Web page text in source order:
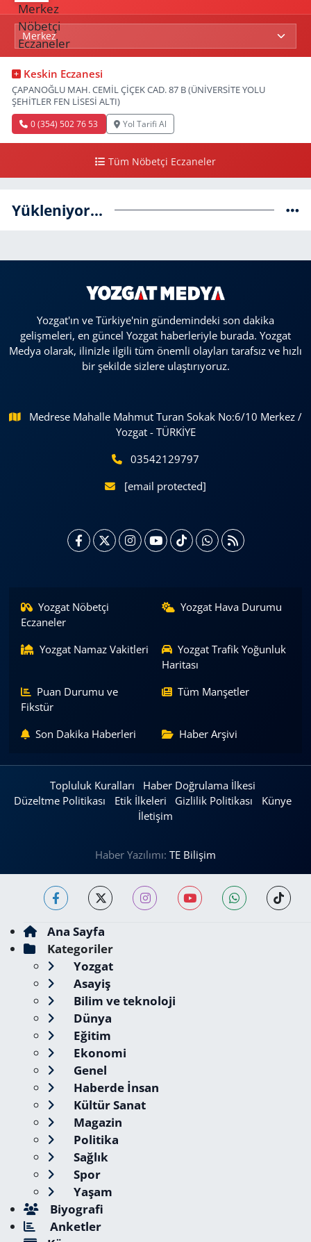
Keskin Eczanesi
ÇAPANOĞLU MAH. CEMİL ÇİÇEK CAD. 87 B (ÜNİVERSİTE YOLU
ŞEHİTLER FEN LİSESİ ALTI)
0 (354) 502 76 53 Yol Tarifi Al
Tüm Nöbetçi Eczaneler
Yükleniyor...
Yozgat'ın ve Türkiye'nin gündemindeki son dakika
gelişmeleri, en güncel Yozgat haberleriyle burada. Yozgat
Medya olarak, ilinizle ilgili tüm önemli olayları tarafsız ve hızlı
bir şekilde sizlere ulaştırıyoruz.
Medrese Mahalle Mahmut Turan Sokak No:6/10 Merkez /
Yozgat - TÜRKİYE
03542129797
[email protected]
Yozgat Nöbetçi
Eczaneler
Yozgat Hava Durumu
Yozgat Namaz Vakitleri
Yozgat Trafik Yoğunluk
Haritası
Puan Durumu ve
Fikstür
Tüm Manşetler
Son Dakika Haberleri Haber Arşivi
Topluluk Kuralları
Haber Doğrulama İlkesi
Düzeltme Politikası
Etik İlkeleri Gizlilik Politikası
Künye
İletişim
Haber Yazılımı: TE Bilişim
Ana Sayfa
Kategoriler
Yozgat
Asayiş
Bilim ve teknoloji
Dünya
Eğitim
Ekonomi
Genel
Haberde İnsan
Kültür Sanat
Magazin
Politika
Sağlık
Spor
Yaşam
Biyografi
Anketler